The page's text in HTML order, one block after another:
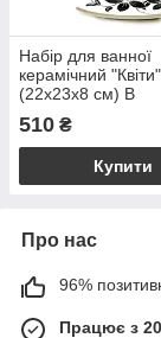
Набір для ванної
керамічний "Квіти"
(22х23х8 см) B
510 ₴
Купити
Про нас
96%
Працює з